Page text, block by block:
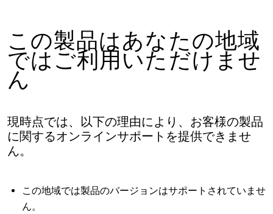
この製品はあなたの地域
ではご利用いただけませ
ん
現時点では、以下の理由により、お客様の製品
に関するオンラインサポートを提供できませ
ん。
この地域では製品のバージョンはサポートされていませ
ん。